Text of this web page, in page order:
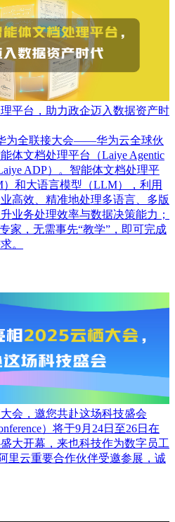
平台，助力政企迈入数据资产时
为全联接大会——华为云全球伙
体文档处理平台（Laiye Agentic
ADP）。智能体文档处理平
和大语言模型（LLM），利用
高效、精准地处理多语言、多版
业务处理效率与数据决策能力；
家，无需事先“教学”，即可完成
。
会，邀您共赴这场科技盛会
）将于9月24日至26日在
大开幕，来也科技作为数字员工
里云重要合作伙伴受邀参展，诚